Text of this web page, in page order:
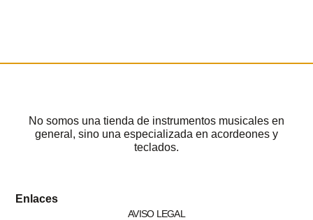
No somos una tienda de instrumentos musicales en
general, sino una especializada en acordeones y
teclados.
Enlaces
AVISO LEGAL